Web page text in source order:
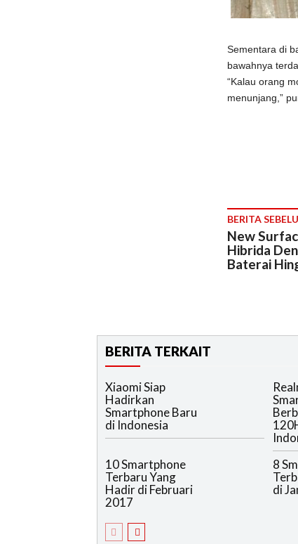
Sementara di
bawahnya
“Kalau orang
menunjang,”
BERITA
New
Hibrida
Baterai
BERITA TERKAIT
Xiaomi Siap
Hadirkan
Smartphone Baru
di Indonesia
10 Smartphone
Terbaru Yang
Hadir di Februari
2017
8
di